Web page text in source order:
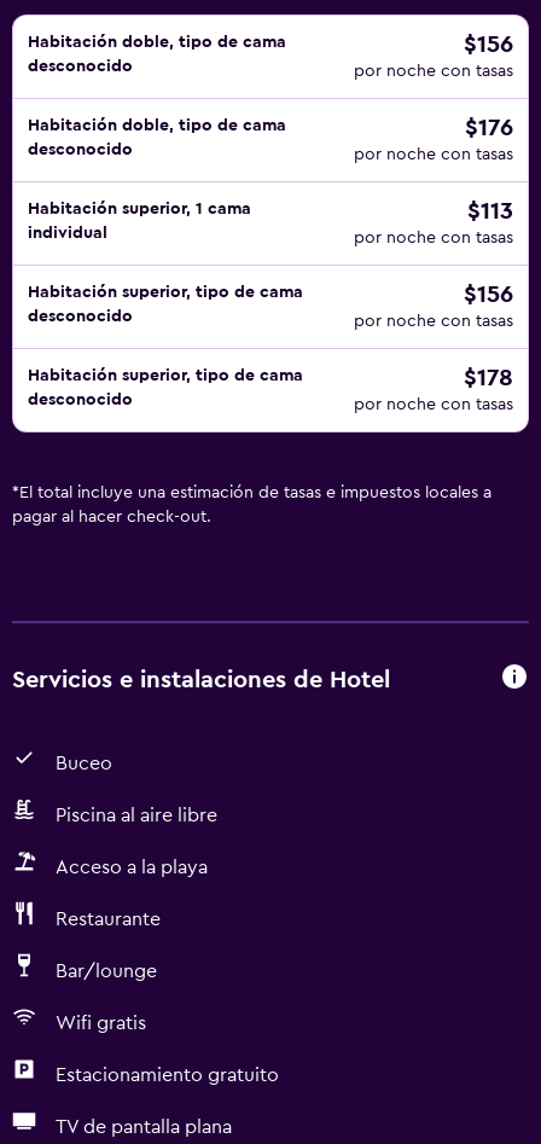
Habitación doble, tipo de cama
desconocido
$156
por noche con tasas
Habitación doble, tipo de cama
desconocido
$176
por noche con tasas
Habitación superior, 1 cama
individual
$113
por noche con tasas
Habitación superior, tipo de cama
desconocido
$156
por noche con tasas
Habitación superior, tipo de cama
desconocido
$178
por noche con tasas
* El total incluye una estimación de tasas e impuestos locales a
pagar al hacer check-out.
Servicios e instalaciones de Hotel
Buceo
Piscina al aire libre
Acceso a la playa
Restaurante
Bar/lounge
Wifi gratis
Estacionamiento gratuito
TV de pantalla plana